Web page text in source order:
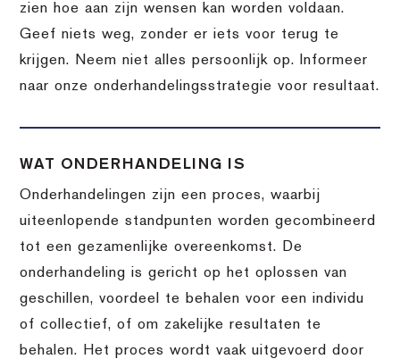
zien hoe aan zijn wensen kan worden voldaan.
Geef niets weg, zonder er iets voor terug te
krijgen. Neem niet alles persoonlijk op. Informeer
naar onze onderhandelingsstrategie voor resultaat.
WAT ONDERHANDELING IS
Onderhandelingen zijn een proces, waarbij
uiteenlopende standpunten worden gecombineerd
tot een gezamenlijke overeenkomst. De
onderhandeling is gericht op het oplossen van
geschillen, voordeel te behalen voor een individu
of collectief, of om zakelijke resultaten te
behalen. Het proces wordt vaak uitgevoerd door